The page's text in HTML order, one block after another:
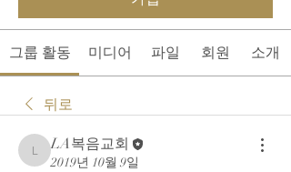
그룹 활동 미디어 파일 회원 소개
뒤로
LA복음교회
LA복음교회
2019년 10월 9일